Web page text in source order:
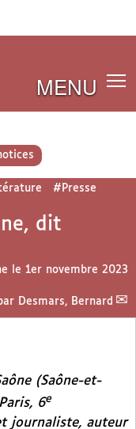
MENU
#Presse
dit
le 1er novembre 2023
Desmars, Bernard
(Saône-et-
6e
journaliste, auteur